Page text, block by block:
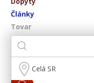
Články
Tovar
Celá SR